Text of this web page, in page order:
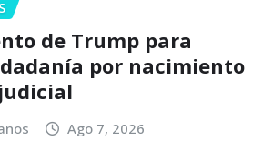
de Trump para
por nacimiento
Ago 7, 2026